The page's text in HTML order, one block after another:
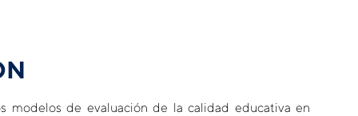
modelos de evaluación de la calidad educativa en